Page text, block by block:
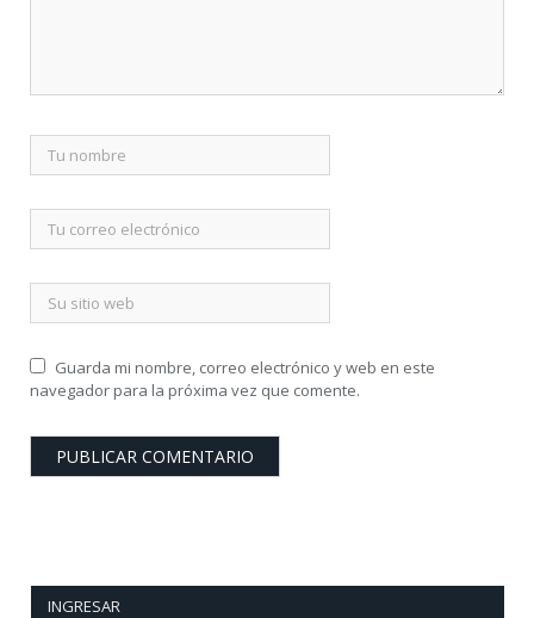
Guarda mi nombre, correo electrónico y web en este
navegador para la próxima vez que comente.
INGRESAR